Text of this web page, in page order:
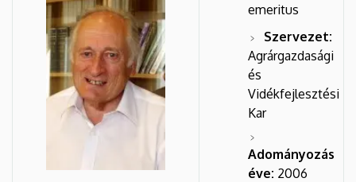
emeritus
Szervezet:
Agrárgazdasági
és
Vidékfejlesztési
Kar
Adományozás
éve: 2006